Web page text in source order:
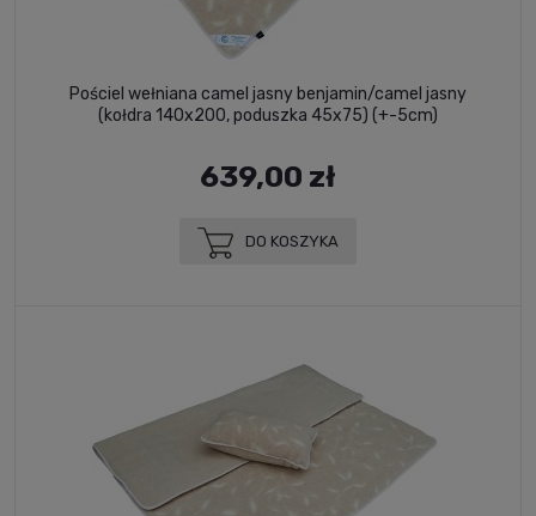
Pościel wełniana camel jasny benjamin/camel jasny
(kołdra 140x200, poduszka 45x75) (+-5cm)
639,00 zł
DO KOSZYKA